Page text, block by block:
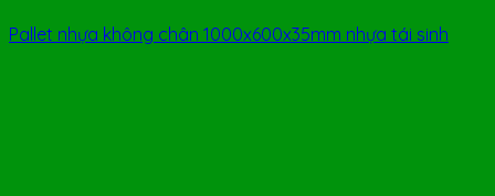
Pallet nhựa không chân 1000x600x35mm nhựa tái sinh